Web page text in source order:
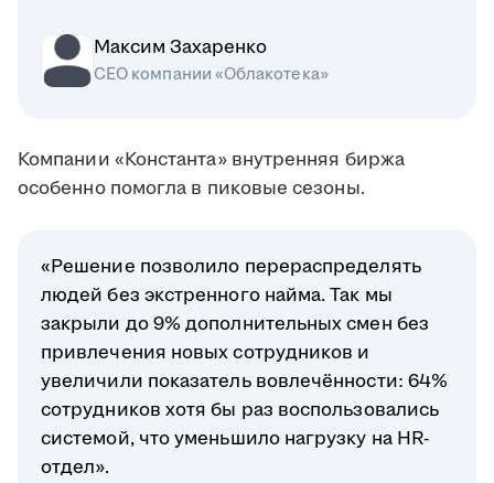
Максим Захаренко
СЕО компании «Облакотека»
Компании «Константа» внутренняя биржа
особенно помогла в пиковые сезоны.
«Решение позволило перераспределять
людей без экстренного найма. Так мы
закрыли до 9% дополнительных смен без
привлечения новых сотрудников и
увеличили показатель вовлечённости: 64%
сотрудников хотя бы раз воспользовались
системой, что уменьшило нагрузку на HR-
отдел».